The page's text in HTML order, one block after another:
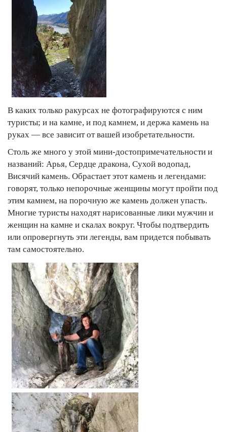
В каких только ракурсах не фотографируются с ним
туристы; и на камне, и под камнем, и держа камень на
руках — все зависит от вашей изобретательности.
Столь же много у этой мини-достопримечательности и
названий: Арья, Сердце дракона, Сухой водопад,
Висячий камень. Обрастает этот камень и легендами:
говорят, только непорочные женщины могут пройти под
этим камнем, на порочную же камень должен упасть.
Многие туристы находят нарисованные лики мужчин и
женщин на камне и скалах вокруг. Чтобы подтвердить
или опровергнуть эти легенды, вам придется побывать
там самостоятельно.